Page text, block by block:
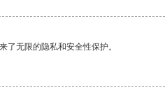
了无限的隐私和安全性保护。